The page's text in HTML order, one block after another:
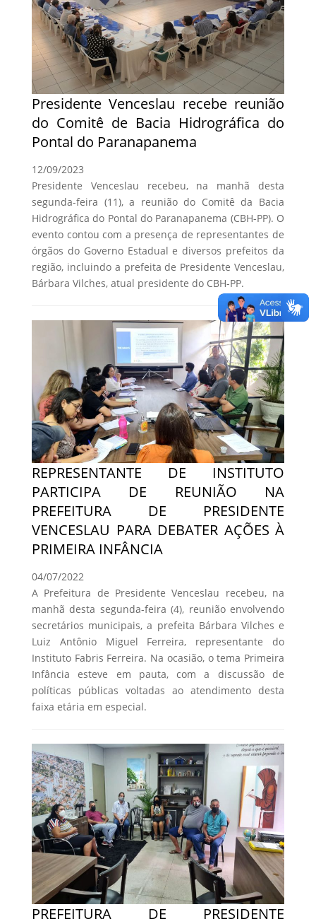
Presidente Venceslau recebe reunião
do Comitê de Bacia Hidrográfica do
Pontal do Paranapanema
12/09/2023
Presidente Venceslau recebeu, na manhã desta
segunda-feira (11), a reunião do Comitê da Bacia
Hidrográfica do Pontal do Paranapanema (CBH-PP). O
evento contou com a presença de representantes de
órgãos do Governo Estadual e diversos prefeitos da
região, incluindo a prefeita de Presidente Venceslau,
Bárbara Vilches, atual presidente do CBH-PP.
REPRESENTANTE DE INSTITUTO
PARTICIPA DE REUNIÃO NA
PREFEITURA DE PRESIDENTE
VENCESLAU PARA DEBATER AÇÕES À
PRIMEIRA INFÂNCIA
04/07/2022
A Prefeitura de Presidente Venceslau recebeu, na
manhã desta segunda-feira (4), reunião envolvendo
secretários municipais, a prefeita Bárbara Vilches e
Luiz Antônio Miguel Ferreira, representante do
Instituto Fabris Ferreira. Na ocasião, o tema Primeira
Infância esteve em pauta, com a discussão de
políticas públicas voltadas ao atendimento desta
faixa etária em especial.
PREFEITURA DE PRESIDENTE